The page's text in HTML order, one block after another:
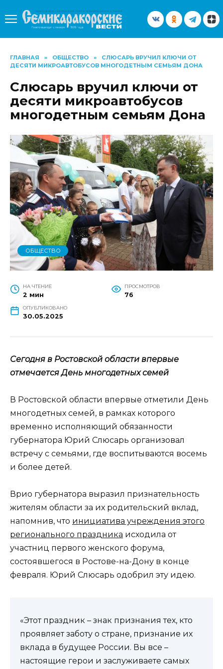
содержанию
ГЛАВНАЯ » ОБЩЕСТВО »
СЛЮСАРЬ ВРУЧИЛ КЛЮЧИ ОТ
ДЕСЯТИ МИКРОАВТОБУСОВ МНОГОДЕТНЫМ СЕМЬЯМ ДОНА
Слюсарь вручил ключи от
десяти микроавтобусов
многодетным семьям Дона
ОБЩЕСТВО
НА ЧТЕНИЕ
2 мин
ПРОСМОТРОВ
76
ОПУБЛИКОВАНО
30.05.2025
Сегодня в Ростовской области впервые
отмечается День многодетных семей
В Ростовской области впервые отметили День
многодетных семей, в рамках которого
временно исполняющий обязанности
губернатора Юрий Слюсарь организовал
встречу с семьями, где воспитываются восемь
и более детей.
Врио губернатора выразил признательность
жителям области за их родительский вклад,
напомнив, что инициатива учреждения этого
регионального праздника исходила от
участниц первого женского форума,
состоявшегося в Ростове-на-Дону в конце
февраля. Юрий Слюсарь одобрил эту идею.
«Этот праздник – знак признания тех, кто
проявляет заботу о стране, признание их
вклада в будущее России. Вы все –
настоящие герои и заслуживаете самых